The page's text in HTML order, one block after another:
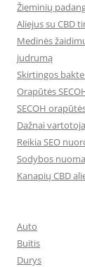
Žieminių
Aliejus su CBD
Medinės
judrumą
Skirtingos
Orapūtės
SECOH
Dažnai
Reikia SEO
Sodybos
Kanapių CBD
Auto
Buitis
Durys